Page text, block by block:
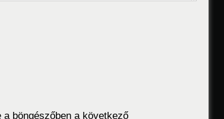
böngészőben a következő